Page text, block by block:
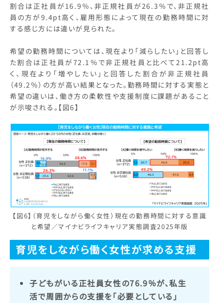
割合は正社員が16.9％、非正規社員が26.3％で、非正規社
員の方が9.4pt高く、雇用形態によって現在の勤務時間に対
する感じ方には違いが見られた。
希望の勤務時間については、現在より「減らしたい」と回答し
た割合は正社員が72.1％で非正規社員と比べて21.2pt高
く、現在より「増やしたい」と回答した割合が非正規社員
（49.2％）の方が高い結果となった。勤務時間に対する実態と
希望の違いは、働き方の柔軟性や支援制度に課題があること
が示唆される。【図6】
【図6】（育児をしながら働く女性）現在の勤務時間に対する意識
と希望／マイナビライフキャリア実態調査2025年版
育児をしながら働く女性が求める支援
子どもがいる正社員女性の76.9％が、私生
活で周囲からの支援を「必要としている」